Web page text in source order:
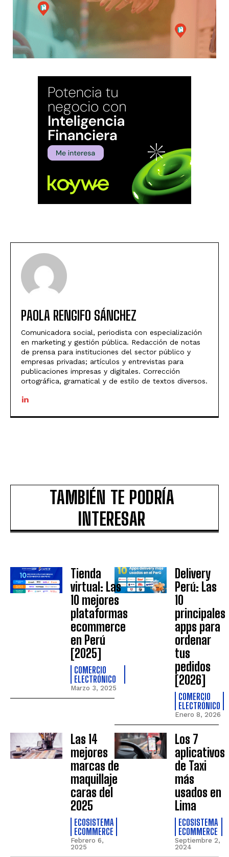
PAOLA RENGIFO SÁNCHEZ
Comunicadora social, periodista con especialización
en marketing y gestión pública. Redacción de notas
de prensa para instituciones del sector público y
empresas privadas; artículos y entrevistas para
publicaciones impresas y digitales. Corrección
ortográfica, gramatical y de estilo de textos diversos.
TAMBIÉN TE PODRÍA
INTERESAR
Tienda
virtual: Las
10 mejores
plataformas
ecommerce
en Perú
[2025]
COMERCIO
ELECTRÓNICO
Marzo 3, 2025
Delivery
Perú: Las
10
principales
apps para
ordenar
tus
pedidos
[2026]
COMERCIO
ELECTRÓNICO
Enero 8, 2026
Las 14
mejores
marcas de
maquillaje
caras del
2025
ECOSISTEMA
ECOMMERCE
Febrero 6,
2025
Los 7
aplicativos
de Taxi
más
usados en
Lima
ECOSISTEMA
ECOMMERCE
Septiembre 2,
2024